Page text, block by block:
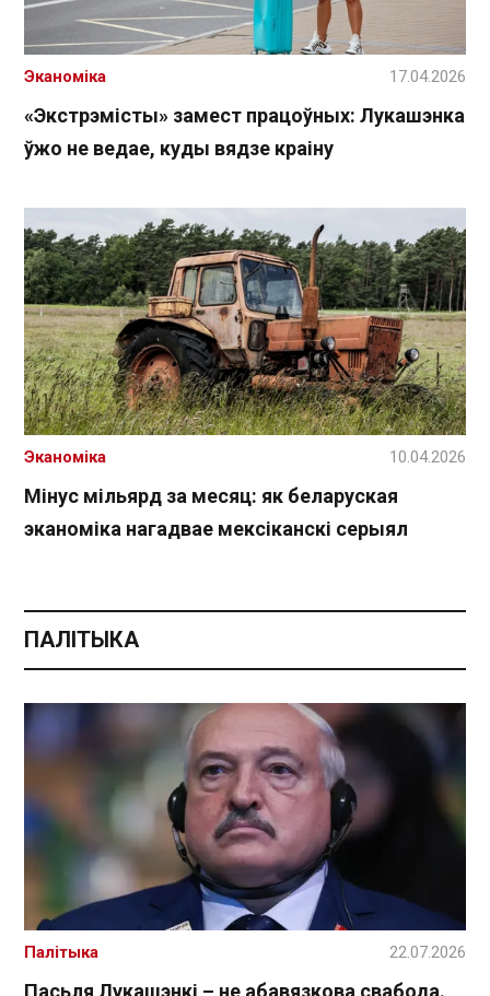
«Экстрэмісты» замест працоўных: Лукашэнка
ўжо не ведае, куды вядзе краіну
Эканоміка 17.04.2026
Мінус мільярд за месяц: як беларуская
эканоміка нагадвае мексіканскі серыял
Эканоміка 10.04.2026
ПАЛІТЫКА
Палітыка 22.07.2026